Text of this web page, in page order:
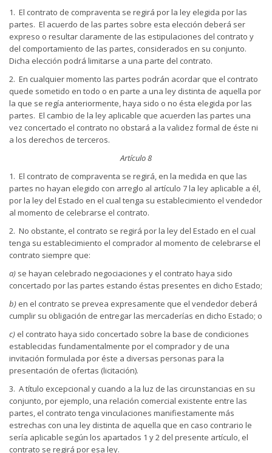
1. El contrato de compraventa se regirá por la ley elegida por las
partes. El acuerdo de las partes sobre esta elección deberá ser
expreso o resultar claramente de las estipulaciones del contrato y
del comportamiento de las partes, considerados en su conjunto.
Dicha elección podrá limitarse a una parte del contrato.
2. En cualquier momento las partes podrán acordar que el contrato
quede sometido en todo o en parte a una ley distinta de aquella por
la que se regía anteriormente, haya sido o no ésta elegida por las
partes. El cambio de la ley aplicable que acuerden las partes una
vez concertado el contrato no obstará a la validez formal de éste ni
a los derechos de terceros.
Artículo 8
1. El contrato de compraventa se regirá, en la medida en que las
partes no hayan elegido con arreglo al artículo 7 la ley aplicable a él,
por la ley del Estado en el cual tenga su establecimiento el vendedor
al momento de celebrarse el contrato.
2. No obstante, el contrato se regirá por la ley del Estado en el cual
tenga su establecimiento el comprador al momento de celebrarse el
contrato siempre que:
a) se hayan celebrado negociaciones y el contrato haya sido
concertado por las partes estando éstas presentes en dicho Estado;
b) en el contrato se prevea expresamente que el vendedor deberá
cumplir su obligación de entregar las mercaderías en dicho Estado; o
c) el contrato haya sido concertado sobre la base de condiciones
establecidas fundamentalmente por el comprador y de una
invitación formulada por éste a diversas personas para la
presentación de ofertas (licitación).
3. A título excepcional y cuando a la luz de las circunstancias en su
conjunto, por ejemplo, una relación comercial existente entre las
partes, el contrato tenga vinculaciones manifiestamente más
estrechas con una ley distinta de aquella que en caso contrario le
sería aplicable según los apartados 1 y 2 del presente artículo, el
contrato se regirá por esa ley.